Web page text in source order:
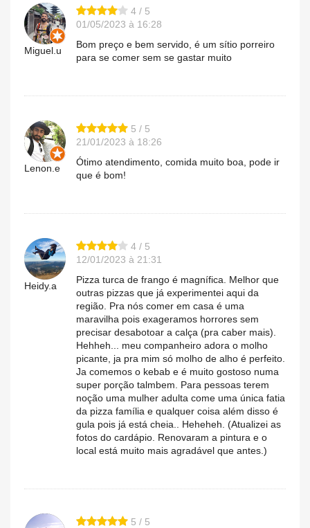
Miguel.u
4 / 5
01/05/2023 à 16:28
Bom preço e bem servido, é um sítio porreiro
para se comer sem se gastar muito
Lenon.e
5 / 5
21/01/2023 à 18:26
Ótimo atendimento, comida muito boa, pode ir
que é bom!
Heidy.a
4 / 5
12/01/2023 à 21:31
Pizza turca de frango é magnífica. Melhor que
outras pizzas que já experimentei aqui da
região. Pra nós comer em casa é uma
maravilha pois exageramos horrores sem
precisar desabotoar a calça (pra caber mais).
Hehheh... meu companheiro adora o molho
picante, ja pra mim só molho de alho é perfeito.
Ja comemos o kebab e é muito gostoso numa
super porção talmbem. Para pessoas terem
noção uma mulher adulta come uma única fatia
da pizza família e qualquer coisa além disso é
gula pois já está cheia.. Heheheh. (Atualizei as
fotos do cardápio. Renovaram a pintura e o
local está muito mais agradável que antes.)
5 / 5